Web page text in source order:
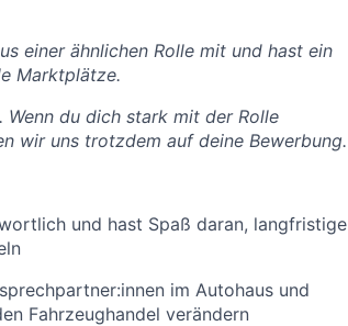
einer ähnlichen Rolle mit und hast ein
Marktplätze.
du dich stark mit der Rolle
wir uns trotzdem auf deine Bewerbung.
und hast Spaß daran, langfristige
im Autohaus und
Fahrzeughandel verändern